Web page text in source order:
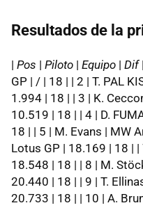
Resultados de la
| Pos | Piloto | Equipo | Dif|
GP | / | 18 | | 2 | T. PAL
1.994 | 18 | | 3 | K.
10.519 | 18 | | 4 | D.
18 | | 5 | M. Evans | MW
Lotus GP | 18.169 | 18 | |
18.548 | 18 | | 8 | M.
20.440 | 18 | | 9 | T.
20.733 | 18 | | 10 | A.